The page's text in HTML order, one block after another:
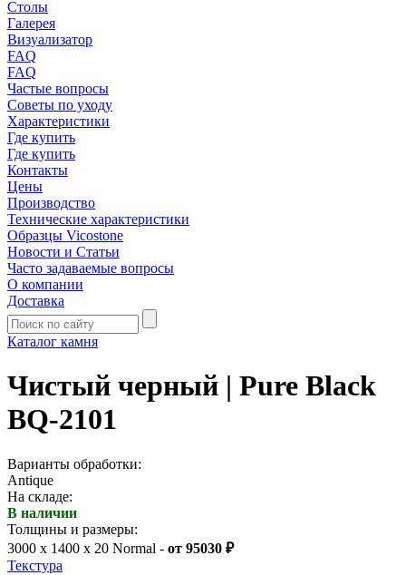
Столы
Галерея
Визуализатор
FAQ
FAQ
Частые вопросы
Советы по уходу
Характеристики
Где купить
Где купить
Контакты
Цены
Производство
Технические характеристики
Образцы Vicostone
Новости и Статьи
Часто задаваемые вопросы
О компании
Доставка
Каталог камня
Чистый черный | Pure Black
BQ-2101
Варианты обработки:
Antique
На складе:
В наличии
Толщины и размеры:
3000 x 1400 x 20 Normal - от 95030 ₽
Текстура